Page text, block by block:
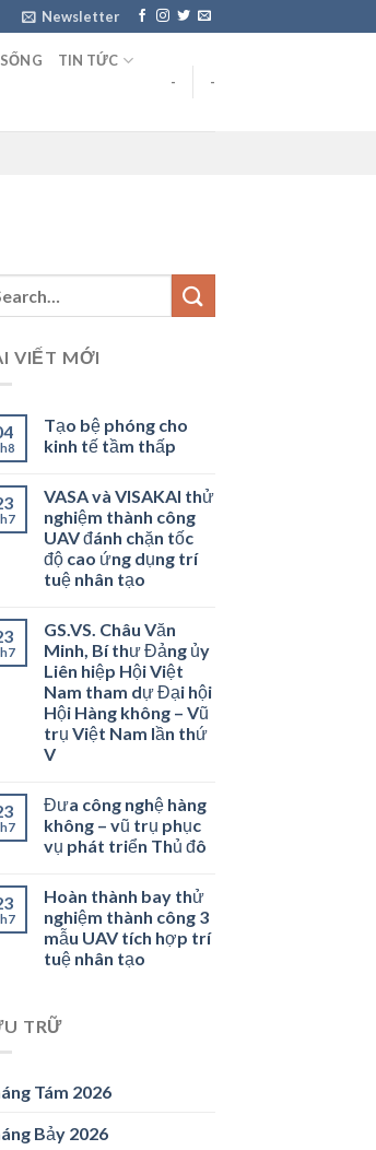
Newsletter
TIN TỨC
- -
VIẾT MỚI
Tạo bệ phóng cho
kinh tế tầm thấp
VASA và VISAKAI thử
nghiệm thành công
UAV đánh chặn tốc
độ cao ứng dụng trí
tuệ nhân tạo
GS.VS. Châu Văn
Minh, Bí thư Đảng ủy
Liên hiệp Hội Việt
Nam tham dự Đại hội
Hội Hàng không – Vũ
trụ Việt Nam lần thứ
V
Đưa công nghệ hàng
không – vũ trụ phục
vụ phát triển Thủ đô
Hoàn thành bay thử
nghiệm thành công 3
mẫu UAV tích hợp trí
tuệ nhân tạo
TRỮ
Tám 2026
Bảy 2026